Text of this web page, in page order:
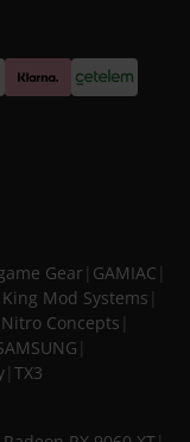
Gear GAMIAC
King Mod Systems
Nitro Concepts
TX3